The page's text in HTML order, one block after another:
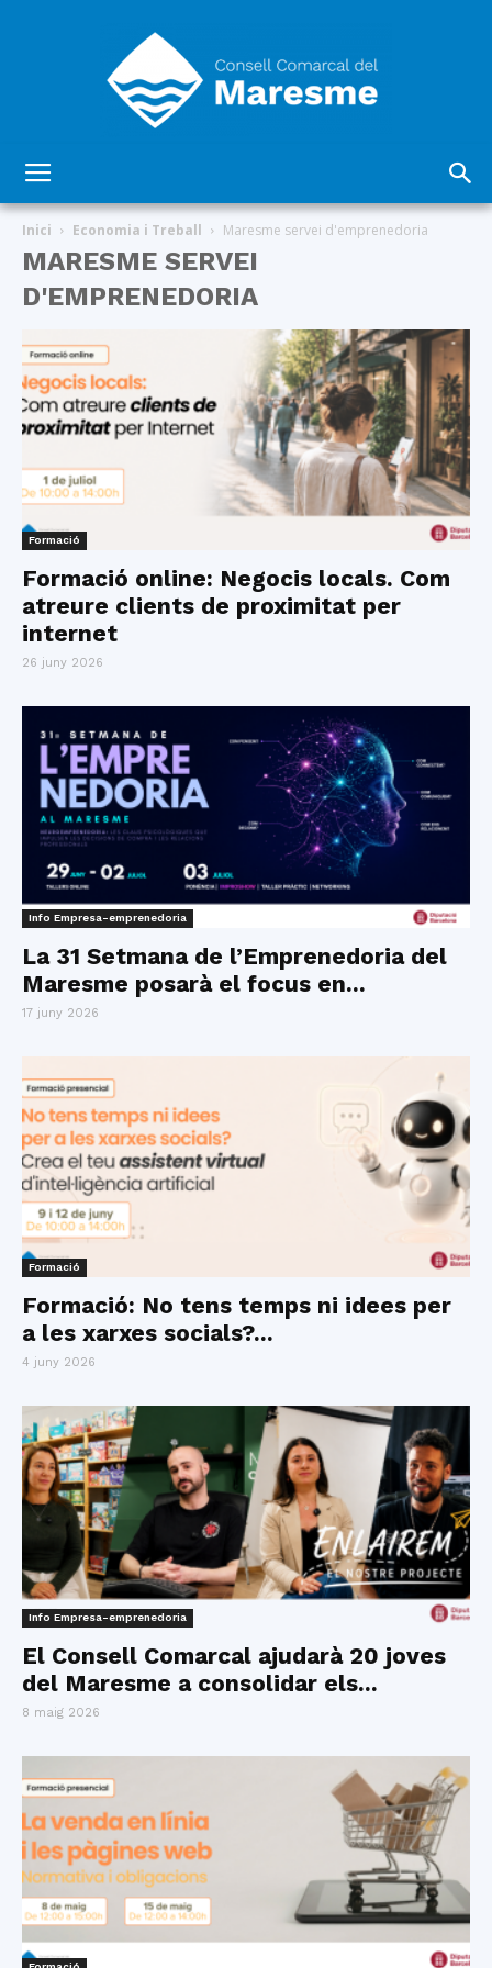
Comarcal
del
Maresme
Inici Economia i Treball Maresme servei d'emprenedoria
MARESME SERVEI
D'EMPRENEDORIA
Formació
Formació online: Negocis locals. Com
atreure clients de proximitat per
internet
26 juny 2026
Info Empresa-emprenedoria
La 31 Setmana de l’Emprenedoria del
Maresme posarà el focus en...
17 juny 2026
Formació
Formació: No tens temps ni idees per
a les xarxes socials?...
4 juny 2026
Info Empresa-emprenedoria
El Consell Comarcal ajudarà 20 joves
del Maresme a consolidar els...
8 maig 2026